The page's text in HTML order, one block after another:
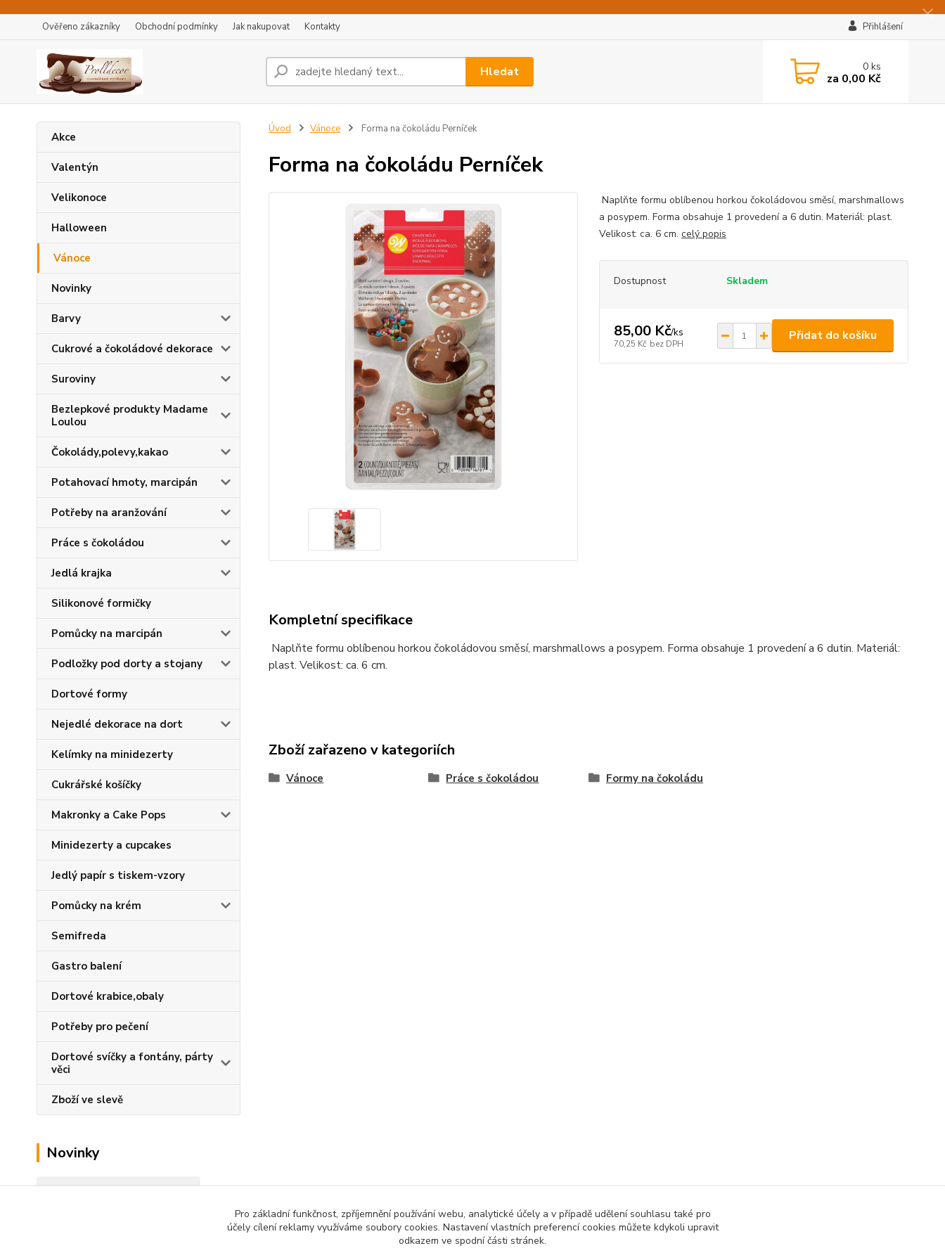
Ověřeno zákazníky Obchodní podmínky Jak nakupovat Kontakty Přihlášení
Hledat 0ks
za 0,00 Kč
Akce
Valentýn
Velikonoce
Halloween
Vánoce
Novinky
Barvy
Cukrové a čokoládové dekorace
Suroviny
Bezlepkové produkty Madame
Loulou
Čokolády,polevy,kakao
Potahovací hmoty, marcipán
Potřeby na aranžování
Práce s čokoládou
Jedlá krajka
Silikonové formičky
Pomůcky na marcipán
Podložky pod dorty a stojany
Dortové formy
Nejedlé dekorace na dort
Kelímky na minidezerty
Cukrářské košíčky
Makronky a Cake Pops
Minidezerty a cupcakes
Jedlý papír s tiskem-vzory
Pomůcky na krém
Semifreda
Gastro balení
Dortové krabice,obaly
Potřeby pro pečení
Dortové svíčky a fontány, párty
věci
Zboží ve slevě
Novinky
Zobrazit všechny novinky
Úvod Vánoce Forma na čokoládu Perníček
Forma na čokoládu Perníček
Naplňte formu oblíbenou horkou čokoládovou směsí, marshmallows
a posypem. Forma obsahuje 1 provedení a 6 dutin. Materiál: plast.
Velikost: ca. 6 cm. celý popis
Dostupnost Skladem
85,00 Kč/ks
70,25 Kč bez DPH
Přidat do košíku
Kompletní specifikace
Naplňte formu oblíbenou horkou čokoládovou směsí, marshmallows a posypem. Forma obsahuje 1 provedení a 6 dutin. Materiál:
plast. Velikost: ca. 6 cm.
Zboží zařazeno v kategoriích
Vánoce Práce s čokoládou Formy na čokoládu
Pro základní funkčnost, zpříjemnění používání webu, analytické účely a v případě udělení souhlasu také pro
účely cílení reklamy využíváme soubory cookies. Nastavení vlastních preferencí cookies můžete kdykoli upravit
odkazem ve spodní části stránek.